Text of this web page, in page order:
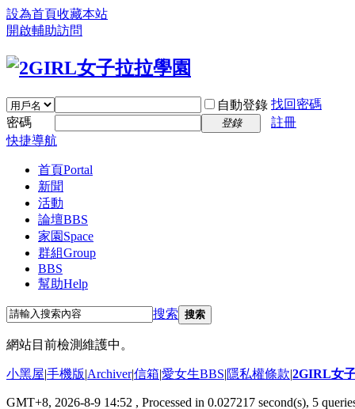
設為首頁收藏本站
開啟輔助訪問
自動登錄 找回密碼
密碼
登錄
註冊
快捷導航
首頁Portal
新聞
活動
論壇BBS
家園 Space
群組Group
BBS
幫助Help
搜索 搜索
網站目前檢測維護中。
小黑屋|手機版|Archiver|信箱|愛女生BBS|隱私權條款|2GIRL女
GMT+8, 2026-8-9 14:52 , Processed in 0.027217 second(s), 5